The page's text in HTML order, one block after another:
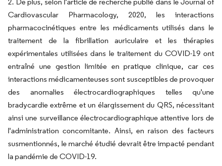
Cardiovascular Pharmacology, 2020, les interactions
pharmacocinétiques entre les médicaments utilisés dans le
traitement de la fibrillation auriculaire et les thérapies
expérimentales utilisées dans le traitement du COVID-19 ont
entraîné une gestion limitée en pratique clinique, car ces
interactions médicamenteuses sont susceptibles de provoquer
des anomalies électrocardiographiques telles qu'une
bradycardie extrême et un élargissement du QRS, nécessitant
ainsi une surveillance électrocardiographique attentive lors de
l'administration concomitante. Ainsi, en raison des facteurs
susmentionnés, le marché étudié devrait être impacté pendant
la pandémie de COVID-19.